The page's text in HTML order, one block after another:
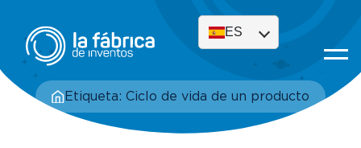
ES
Etiqueta: Ciclo de vida de un producto